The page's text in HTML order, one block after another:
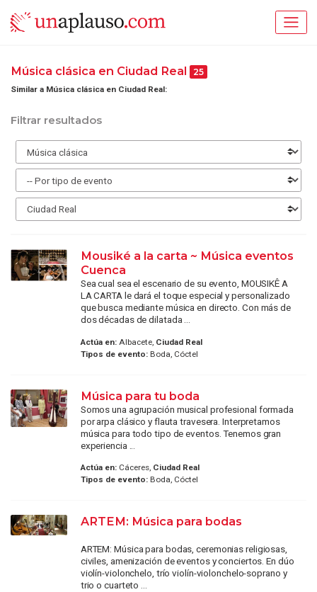
Música clásica en Ciudad Real 25
Similar a Música clásica en Ciudad Real:
Filtrar resultados
Mousiké a la carta ~ Música eventos
Cuenca
Sea cual sea el escenario de su evento, MOUSIKÊ A
LA CARTA le dará el toque especial y personalizado
que busca mediante música en directo. Con más de
dos décadas de dilatada ...
Actúa en:Albacete, Ciudad Real
Tipos de evento:Boda, Cóctel
Música para tu boda
Somos una agrupación musical profesional formada
por arpa clásico y flauta travesera. Interpretamos
música para todo tipo de eventos. Tenemos gran
experiencia ...
Actúa en:Cáceres, Ciudad Real
Tipos de evento:Boda, Cóctel
ARTEM: Música para bodas
ARTEM: Música para bodas, ceremonias religiosas,
civiles, amenización de eventos y conciertos. En dúo
violín-violonchelo, trío violín-violonchelo-soprano y
trio o cuarteto ...